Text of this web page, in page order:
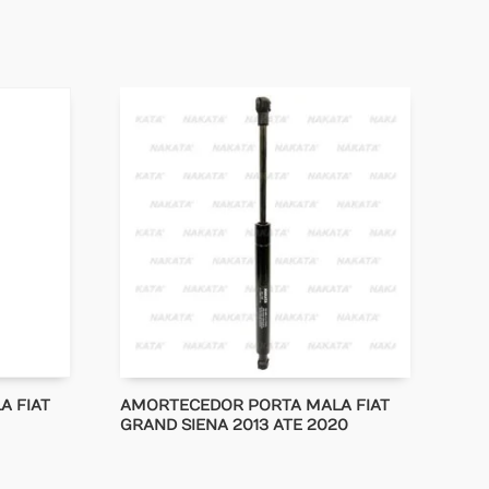
FIAT
AMORTECEDOR PORTA MALA FIAT
GRAND SIENA 2013 ATE 2020